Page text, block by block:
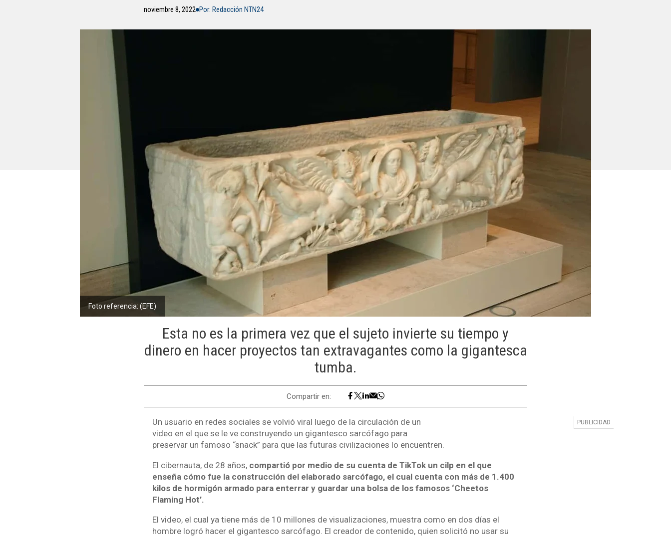
noviembre 8, 2022 Por: Redacción NTN24
Foto referencia: (EFE)
Esta no es la primera vez que el sujeto invierte su tiempo y
dinero en hacer proyectos tan extravagantes como la gigantesca
tumba.
Compartir en:
Un usuario en redes sociales se volvió viral luego de la circulación de un
video en el que se le ve construyendo un gigantesco sarcófago para
preservar un famoso “snack” para que las futuras civilizaciones lo encuentren.
El cibernauta, de 28 años, compartió por medio de su cuenta de TikTok un cilp en el que
enseña cómo fue la construcción del elaborado sarcófago, el cual cuenta con más de 1.400
kilos de hormigón armado para enterrar y guardar una bolsa de los famosos ‘Cheetos
Flaming Hot’.
El video, el cual ya tiene más de 10 millones de visualizaciones, muestra como en dos días el
hombre logró hacer el gigantesco sarcófago. El creador de contenido, quien solicitó no usar su